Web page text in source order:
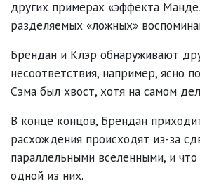
других примерах «эффекта
разделяемых «ложных»
Брендан и Клэр обнаруживают
несоответствия, например, ясно
Сэма был хвост, хотя на самом
В конце концов, Брендан
расхождения происходят из-за
параллельными вселенными, и
одной из них.